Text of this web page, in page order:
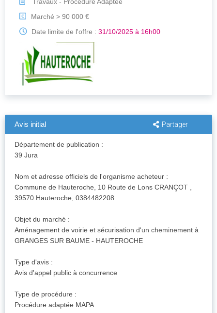
Travaux - Procédure Adaptée
€
Marché > 90 000 €
Date limite de l'offre : 31/10/2025 à 16h00
Avis initial Partager
Département de publication :
39 Jura
Nom et adresse officiels de l'organisme acheteur :
Commune de Hauteroche, 10 Route de Lons CRANÇOT ,
39570 Hauteroche, 0384482208
Objet du marché :
Aménagement de voirie et sécurisation d'un cheminement à
GRANGES SUR BAUME - HAUTEROCHE
Type d'avis :
Avis d'appel public à concurrence
Type de procédure :
Procédure adaptée MAPA